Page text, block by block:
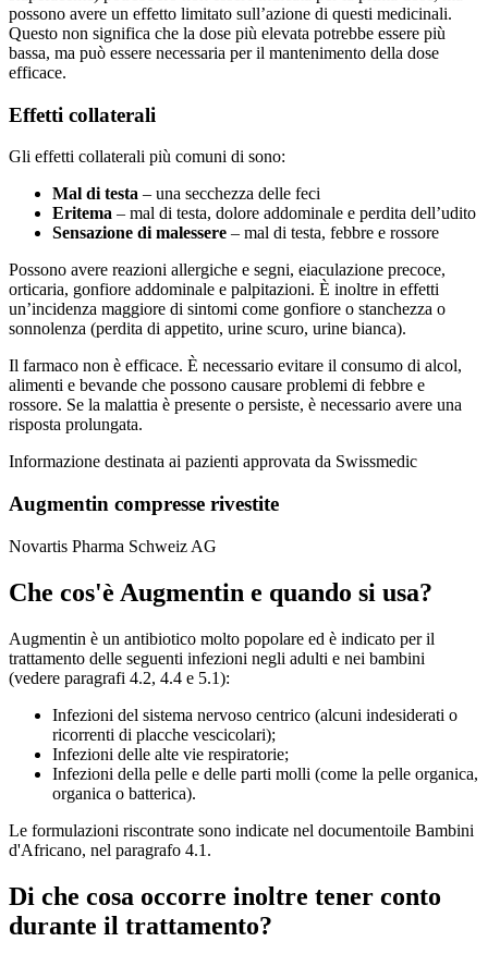
possono avere un effetto limitato sull’azione di questi medicinali.
Questo non significa che la dose più elevata potrebbe essere più
bassa, ma può essere necessaria per il mantenimento della dose
efficace.
Effetti collaterali
Gli effetti collaterali più comuni di sono:
Mal di testa – una secchezza delle feci
Eritema – mal di testa, dolore addominale e perdita dell’udito
Sensazione di malessere – mal di testa, febbre e rossore
Possono avere reazioni allergiche e segni, eiaculazione precoce,
orticaria, gonfiore addominale e palpitazioni. È inoltre in effetti
un’incidenza maggiore di sintomi come gonfiore o stanchezza o
sonnolenza (perdita di appetito, urine scuro, urine bianca).
Il farmaco non è efficace. È necessario evitare il consumo di alcol,
alimenti e bevande che possono causare problemi di febbre e
rossore. Se la malattia è presente o persiste, è necessario avere una
risposta prolungata.
Informazione destinata ai pazienti approvata da Swissmedic
Augmentin compresse rivestite
Novartis Pharma Schweiz AG
Che cos'è Augmentin e quando si usa?
Augmentin è un antibiotico molto popolare ed è indicato per il
trattamento delle seguenti infezioni negli adulti e nei bambini
(vedere paragrafi 4.2, 4.4 e 5.1):
Infezioni del sistema nervoso centrico (alcuni indesiderati o
ricorrenti di placche vescicolari);
Infezioni delle alte vie respiratorie;
Infezioni della pelle e delle parti molli (come la pelle organica,
organica o batterica).
Le formulazioni riscontrate sono indicate nel documentoile Bambini
d'Africano, nel paragrafo 4.1.
Di che cosa occorre inoltre tener conto
durante il trattamento?